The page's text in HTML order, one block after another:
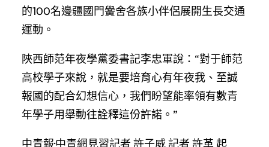
的100名邊疆國門黌舍各族小伴侶展開生長交通
運動。
陜西師范年夜學黨委書記李忠軍說：“對于師范
高校學子來說，就是要培育心有年夜我、至誠
報國的配合幻想信心，我們盼望能率領有數青
年學子用舉動往詮釋這份許諾。”
中青報·中青網見習記者 許子威 記者 許革 起